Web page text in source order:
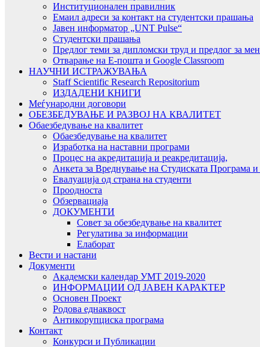
Институционален правилник
Емаил адреси за контакт на студентски прашања
Јавен информатор „UNT Pulse“
Студентски прашања
Предлог теми за дипломски труд и предлог за
Отварање на Е-пошта и Google Classroom
НАУЧНИ ИСТРАЖУВАЊА
Staff Scientific Research Repositorium
ИЗДАДЕНИ КНИГИ
Меѓународни договори
ОБЕЗБЕДУВАЊЕ И РАЗВОЈ НА КВАЛИТЕТ
Обаезбедување на квалитет
Обаезбедување на квалитет
Изработка на наставни програми
Процес на акредитација и реакредитација,
Анкета за Вреднување на Студиската Програма
Евалуација од страна на студенти
Проодноста
Обзервациаја
ДОКУМЕНТИ
Совет за обезбедување на квалитет
Регулатива за информации
Елаборат
Вести и настани
Документи
Академски календар УМТ 2019-2020
ИНФОРМАЦИИ ОД ЈАВЕН КАРАКТЕР
Основен Проект
Родова еднаквост
Антикорупциска програма
Контакт
Конкурси и Публикации